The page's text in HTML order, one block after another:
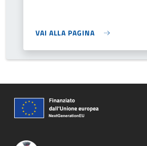
VAI ALLA PAGINA